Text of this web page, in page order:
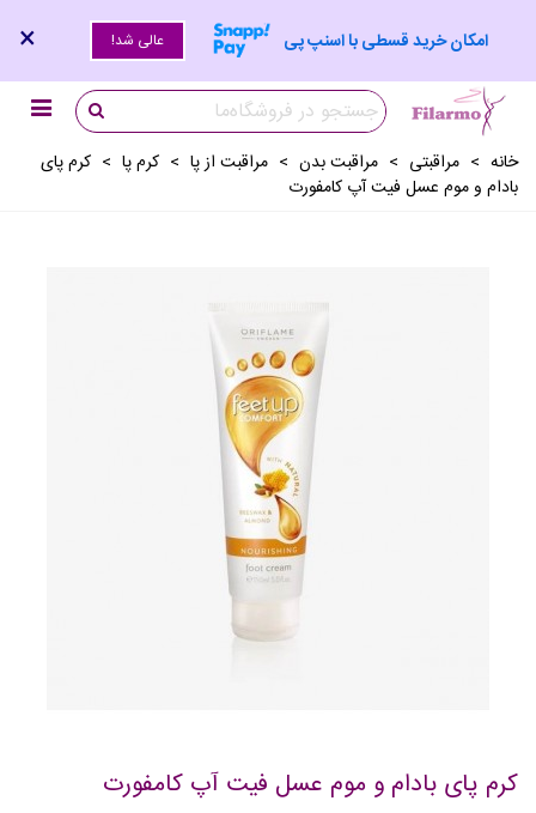
امکان خرید قسطی با اسنپ پی عالی شد! ×
خانه > مراقبتی > مراقبت بدن > مراقبت از پا > کرم پا > کرم پای
بادام و موم عسل فیت آپ کامفورت
کرم پای بادام و موم عسل فیت آپ کامفورت